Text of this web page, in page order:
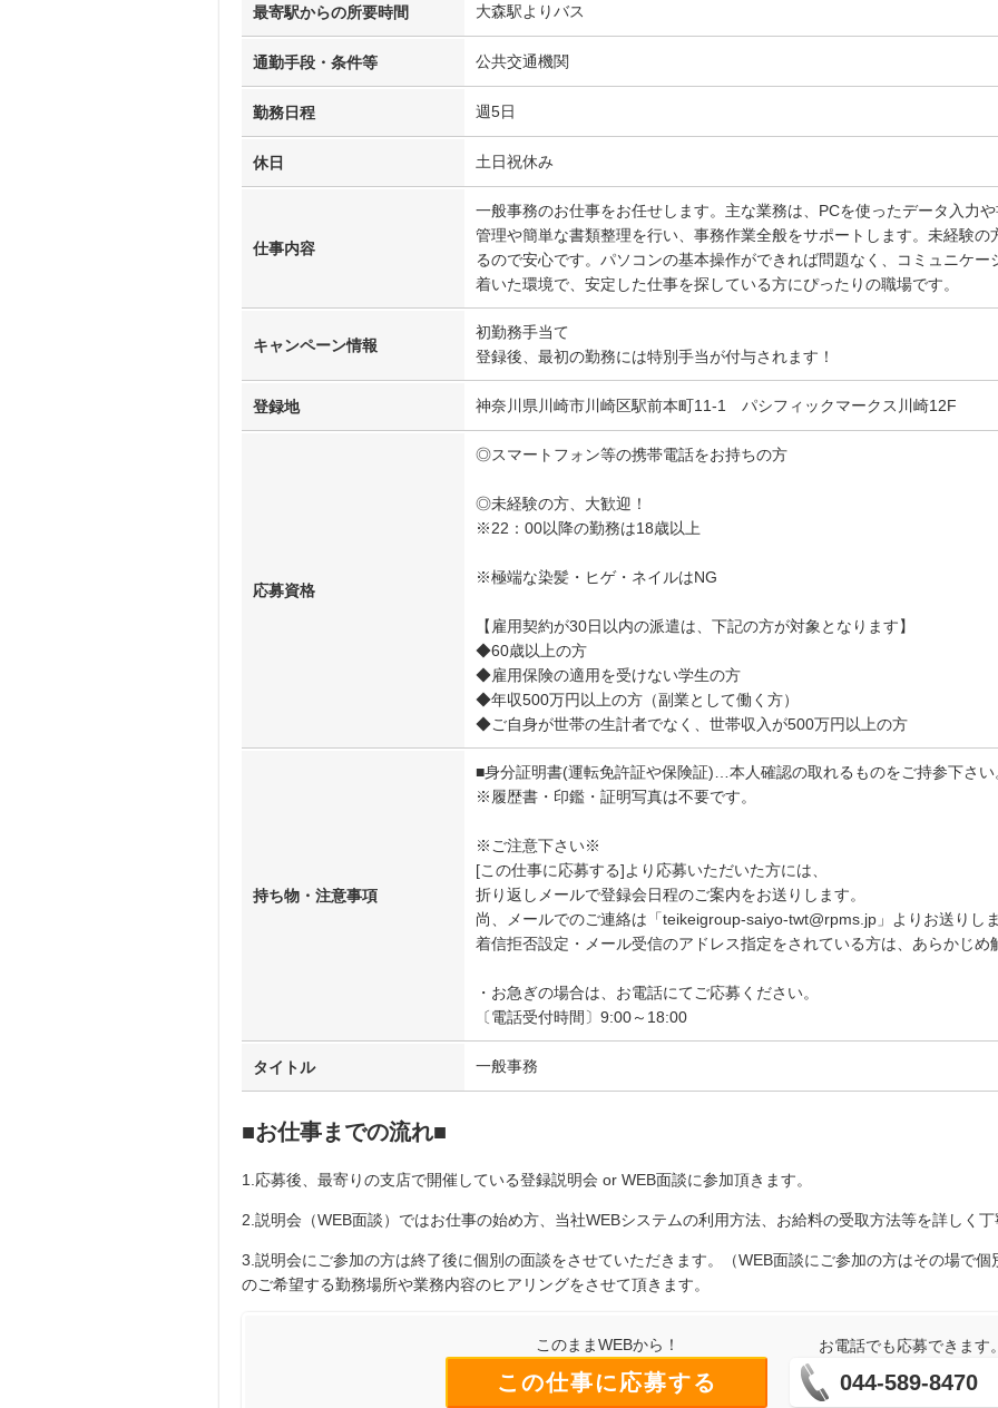
最寄駅からの所要時間 大森駅よりバス
通勤手段・条件等 公共交通機関
勤務日程 週5日
休日 土日祝休み
仕事内容
一般事務のお仕事をお任せします。主な業務は、PCを使ったデータ入力
管理や簡単な書類整理を行い、事務作業全般をサポートします。未経験
るので安心です。パソコンの基本操作ができれば問題なく、コミュニケ
着いた環境で、安定した仕事を探している方にぴったりの職場です。
キャンペーン情報
初勤務手当て
登録後、最初の勤務には特別手当が付与されます！
登録地 神奈川県川崎市川崎区駅前本町11-1 パシフィックマークス川崎12F
応募資格
◎スマートフォン等の携帯電話をお持ちの方
◎未経験の方、大歓迎！
※22：00以降の勤務は18歳以上
※極端な染髪・ヒゲ・ネイルはNG
【雇用契約が30日以内の派遣は、下記の方が対象となります】
◆60歳以上の方
◆雇用保険の適用を受けない学生の方
◆年収500万円以上の方（副業として働く方）
◆ご自身が世帯の生計者でなく、世帯収入が500万円以上の方
持ち物・注意事項
■身分証明書(運転免許証や保険証)…本人確認の取れるものをご持参下さい
※履歴書・印鑑・証明写真は不要です。
※ご注意下さい※
[この仕事に応募する]より応募いただいた方には、
折り返しメールで登録会日程のご案内をお送りします。
尚、メールでのご連絡は「teikeigroup-saiyo-twt@rpms.jp」よりお送りし
着信拒否設定・メール受信のアドレス指定をされている方は、あらかじめ
・お急ぎの場合は、お電話にてご応募ください。
〔電話受付時間〕9:00～18:00
タイトル 一般事務
■お仕事までの流れ■
1.応募後、最寄りの支店で開催している登録説明会 or WEB面談に参加頂きます。
2.説明会（WEB面談）ではお仕事の始め方、当社WEBシステムの利用方法、お給料の受取方法等を詳しく
3.説明会にご参加の方は終了後に個別の面談をさせていただきます。（WEB面談にご参加の方はその場で
のご希望する勤務場所や業務内容のヒアリングをさせて頂きます。
このままWEBから！
この仕事に応募する
お電話でも応募できます
044-589-8470